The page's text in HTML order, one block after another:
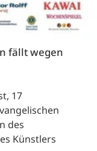
fällt wegen
17
des
Künstlers